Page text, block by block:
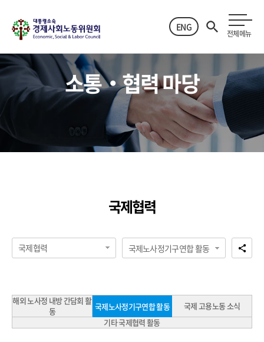
ENG
전체메뉴
소통‧협력 마당
국제협력
국제협력 국제노사정기구연합 활동
해외 노사정 내방 간담회 활
동
국제노사정기구연합 활동
국제 고용노동 소식
기타 국제협력 활동